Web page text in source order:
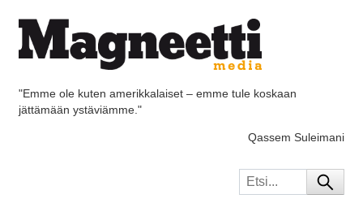
"Emme ole kuten amerikkalaiset – emme tule koskaan
jättämään ystäviämme."
Qassem Suleimani